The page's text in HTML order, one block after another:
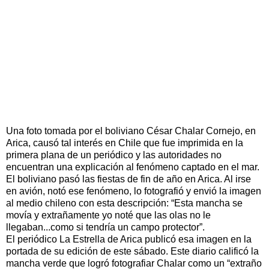
Una foto tomada por el boliviano César Chalar Cornejo, en
Arica, causó tal interés en Chile que fue imprimida en la
primera plana de un periódico y las autoridades no
encuentran una explicación al fenómeno captado en el mar.
El boliviano pasó las fiestas de fin de año en Arica. Al irse
en avión, notó ese fenómeno, lo fotografió y envió la imagen
al medio chileno con esta descripción: “Esta mancha se
movía y extrañamente yo noté que las olas no le
llegaban...como si tendría un campo protector”.
El periódico La Estrella de Arica publicó esa imagen en la
portada de su edición de este sábado. Este diario calificó la
mancha verde que logró fotografiar Chalar como un “extraño